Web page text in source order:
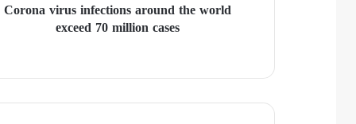
Corona virus infections around the world
exceed 70 million cases